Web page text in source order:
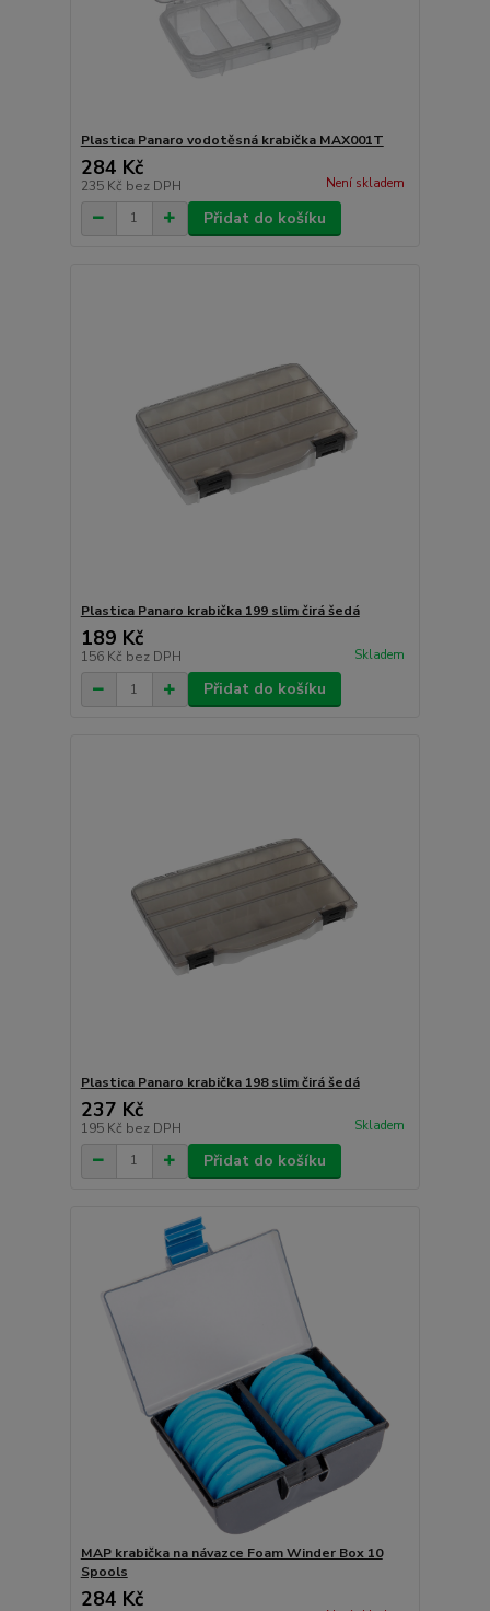
Plastica Panaro vodotěsná krabička MAX001T
284 Kč
235 Kč bez DPH Není skladem
Přidat do košíku
Plastica Panaro krabička 199 slim čirá šedá
189 Kč
156 Kč bez DPH Skladem
Přidat do košíku
Plastica Panaro krabička 198 slim čirá šedá
237 Kč
195 Kč bez DPH Skladem
Přidat do košíku
MAP krabička na návazce Foam Winder Box 10
Spools
284 Kč